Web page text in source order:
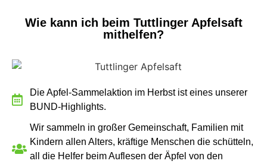
Wie kann ich beim Tuttlinger Apfelsaft
mithelfen?
Die Apfel-Sammelaktion im Herbst ist eines unserer
BUND-Highlights.
Wir sammeln in großer Gemeinschaft, Familien mit
Kindern allen Alters, kräftige Menschen die schütteln,
all die Helfer beim Auflesen der Äpfel von den